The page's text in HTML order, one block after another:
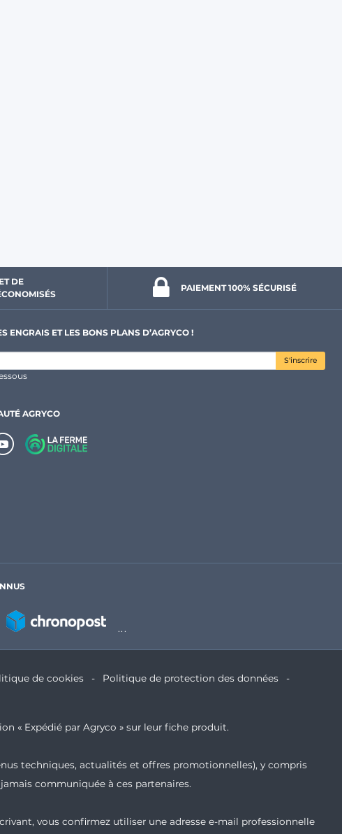
DE
PAIEMENT 100% SÉCURISÉ
ENGRAIS ET LES BONS PLANS D’AGRYCO !
S'inscrire
AGRYCO
de cookies
Politique de protection des données
« Expédié par Agryco » sur leur fiche produit.
techniques, actualités et offres promotionnelles), y compris
communiquée à ces partenaires.
vous confirmez utiliser une adresse e-mail professionnelle